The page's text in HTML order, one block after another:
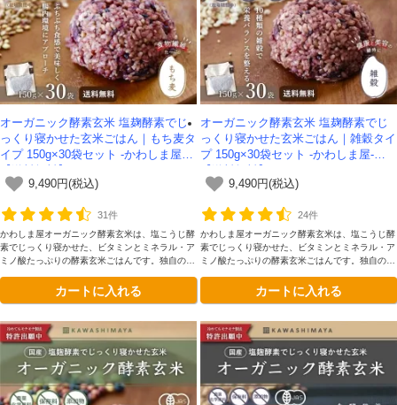
オーガニック酵素玄米 塩麹酵素でじ
っくり寝かせた玄米ごはん｜もち麦タ
イプ 150g×30袋セット -かわしま屋-
9,490円(税込)
31件
かわしま屋オーガニック酵素玄米は、塩こうじ酵
素でじっくり寝かせた、ビタミンとミネラル・ア
ミノ酸たっぷりの酵素玄米ごはんです。独自の二
もち麦入りですカートに入れる
オーガニック酵素玄米 塩麹酵素でじ
っくり寝かせた玄米ごはん｜雑穀タイ
プ 150g×30袋セット -かわしま屋-
9,490円(税込)
24件
かわしま屋オーガニック酵素玄米は、塩こうじ酵
素でじっくり寝かせた、ビタミンとミネラル・ア
ミノ酸たっぷりの酵素玄米ごはんです。独自の二
カートに入れる